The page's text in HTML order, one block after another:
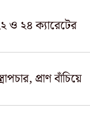
ও ২৪ ক্যারেটের
প্রাণ বাঁচিয়ে